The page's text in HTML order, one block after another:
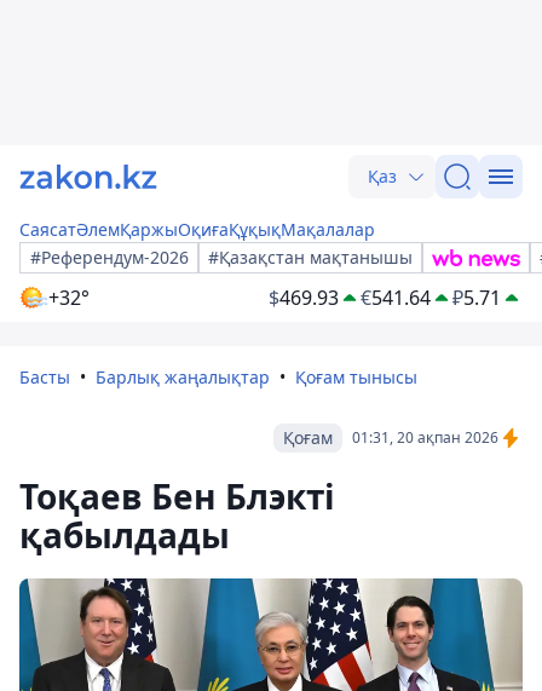
Қаз
СаясатӘлемҚаржыОқиғаҚұқықМақалалар
#Референдум-2026
#Қазақстан мақтанышы
+32° $469.93 €541.64 ₽5.71
Басты Барлық жаңалықтар Қоғам тынысы
01:31, 20 ақпан 2026
Қоғам
Тоқаев Бен Блэкті
қабылдады